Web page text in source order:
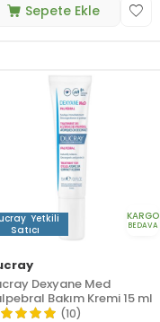
Sepete Ekle
Yetkili
Satıcı
KARGO
BEDAVA
Dexyane Med
Bakım Kremi 15 ml
(10)